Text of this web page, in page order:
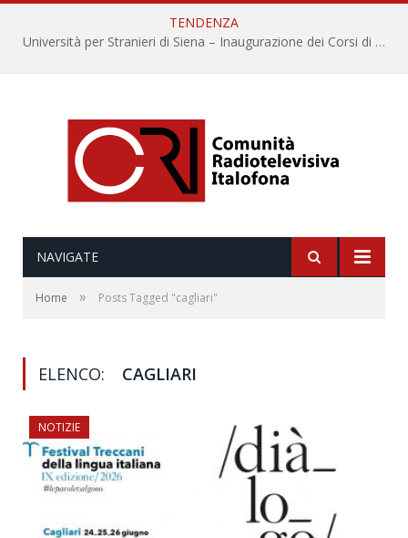
TENDENZA
Università per Stranieri di Siena – Inaugurazione dei Corsi di Lingua e Cultura Italiana, 109a annata
NAVIGATE
Home » Posts Tagged "cagliari"
ELENCO: CAGLIARI
NOTIZIE